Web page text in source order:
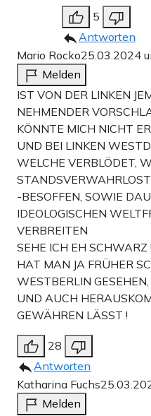
5
Antworten
Mario Rocko25.03.2024
Melden
IST VON DER LINKEN
NEHMENDER
KÖNNTE MICH NICHT
UND BEI LINKEN
WELCHE VERBLÖDET,
-BESOFFEN, SOWIE
IDEOLOGISCHEN
VERBREITEN
SEHE ICH EH SCHWARZ !
HAT MAN JA FRÜHER
WESTBERLIN
UND AUCH
GEWÄHREN LÄSST !
28
Antworten
Katharina Fuchs
Melden